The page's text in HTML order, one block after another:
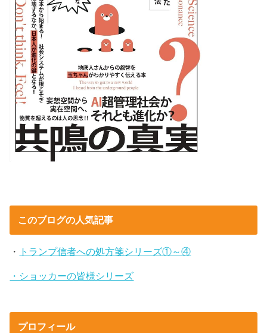
このブログの人気記事
・ トランプ信者への処方箋シリーズ①～④
・ショッカーの皆様シリーズ
プロフィール